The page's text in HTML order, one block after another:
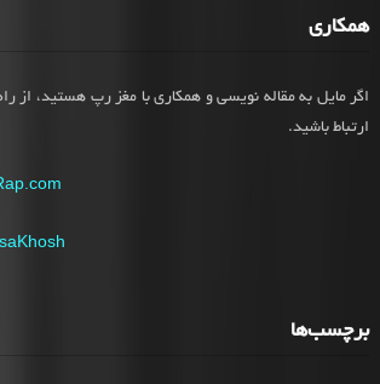
همکاری
اگر مایل به مقاله نویسی و همکاری با مغز رپ هستید، از راه
ارتباط باشید.
برچسب‌ها